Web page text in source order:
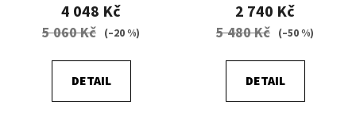
4 048 Kč
5 060 Kč (–20 %)
DETAIL
2 740 Kč
5 480 Kč (–50 %)
DETAIL